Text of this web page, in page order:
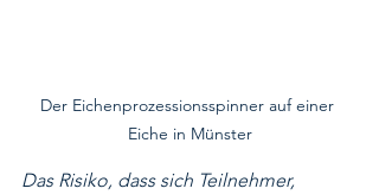
Der Eichenprozessionsspinner auf einer
Eiche in Münster
Das Risiko, dass sich Teilnehmer,